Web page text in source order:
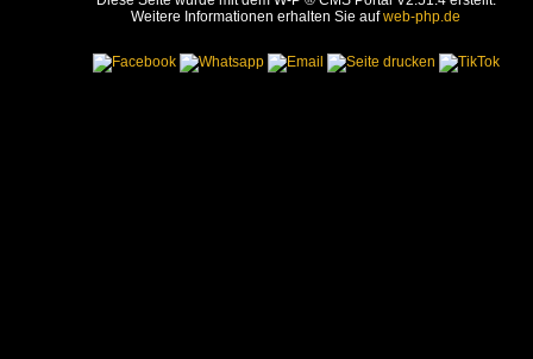
Weitere Informationen erhalten Sie aufweb-php.de